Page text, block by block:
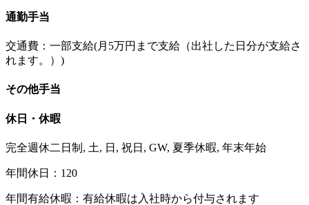
通勤手当
交通費：一部支給(月5万円まで支給（出社した日分が支給さ
れます。）)
その他手当
休日・休暇
完全週休二日制, 土, 日, 祝日, GW, 夏季休暇, 年末年始
年間休日：120
年間有給休暇：有給休暇は入社時から付与されます